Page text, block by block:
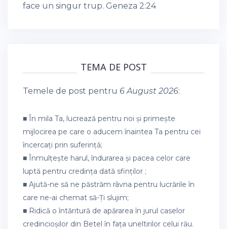
face un singur trup. Geneza 2:24
TEMA DE POST
Temele de post pentru 6 August 2026:
■ În mila Ta, lucrează pentru noi și primește
mijlocirea pe care o aducem înaintea Ta pentru cei
încercați prin suferință;
■ Înmulțește harul, îndurarea și pacea celor care
luptă pentru credința dată sfinților ;
■ Ajută-ne să ne păstrăm râvna pentru lucrările în
care ne-ai chemat să-Ți slujim;
■ Ridică o întăritură de apărarea în jurul caselor
credincioșilor din Betel în fața uneltirilor celui rău.